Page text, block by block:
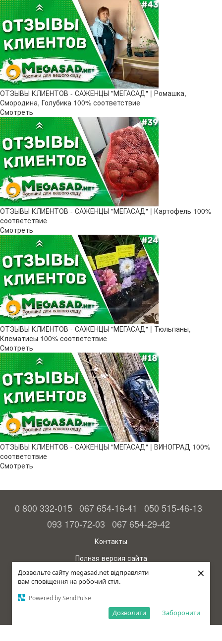
Дозвольте сайту megasad.net відправляти
вам сповіщення на робочий стіл.
Powered by SendPulse
Заборонити
Дозволити
×
ОТЗЫВЫ КЛИЕНТОВ - САЖЕНЦЫ "МЕГАСАД" | Ромашка,
Смородина, Голубика 100% соответствие
Смотреть
ОТЗЫВЫ КЛИЕНТОВ - САЖЕНЦЫ "МЕГАСАД" | Картофель 100%
соответствие
Смотреть
ОТЗЫВЫ КЛИЕНТОВ - САЖЕНЦЫ "МЕГАСАД" | Тюльпаны,
Клематисы 100% соответствие
Смотреть
ОТЗЫВЫ КЛИЕНТОВ - САЖЕНЦЫ "МЕГАСАД" | ВИНОГРАД 100%
соответствие
Смотреть
0 800 332-015 067 654-16-41
050 515-46-13
093 170-72-03 067 654-29-42
Контакты
Полная версия сайта
© 2015—2026
Megasad - гарантия высокого урожая